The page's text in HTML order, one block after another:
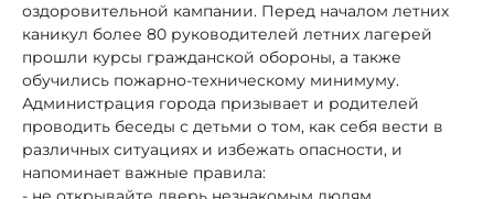
оздоровительной кампании. Перед началом летних
каникул более 80 руководителей летних лагерей
прошли курсы гражданской обороны, а также
обучились пожарно-техническому минимуму.
Администрация города призывает и родителей
проводить беседы с детьми о том, как себя вести в
различных ситуациях и избежать опасности, и
напоминает важные правила: